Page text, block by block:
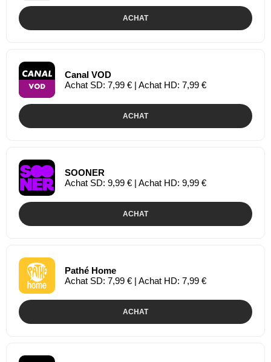
ACHAT
Canal VOD
Achat SD: 7,99 € | Achat HD: 7,99 €
ACHAT
SOONER
Achat SD: 9,99 € | Achat HD: 9,99 €
ACHAT
Pathé Home
Achat SD: 7,99 € | Achat HD: 7,99 €
ACHAT